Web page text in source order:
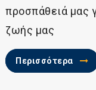
προσπάθειά μας
ζωής μας
Περισσότερα